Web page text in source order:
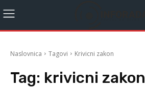
Naslovnica Tagovi Krivicni zakon
Tag: krivicni zakon